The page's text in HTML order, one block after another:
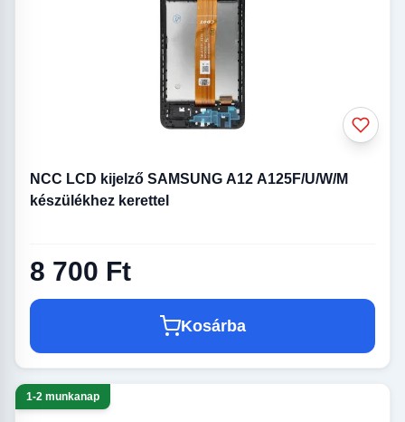
NCC LCD kijelző SAMSUNG A12 A125F/U/W/M
készülékhez kerettel
8 700 Ft
Kosárba
1-2 munkanap